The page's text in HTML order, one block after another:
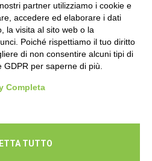
partner utilizziamo i cookie e
accedere ed elaborare i dati
la visita al sito web o la
Poiché rispettiamo il tuo diritto
di non consentire alcuni tipi di
per saperne di più.
Completa
TUTTO